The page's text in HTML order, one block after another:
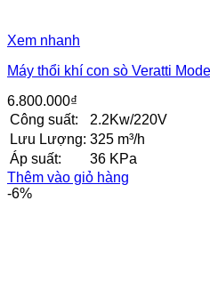
Xem nhanh
Máy thổi khí con sò Veratti
6.800.000₫
Công suất:
2.2Kw/220V
Lưu Lượng: 325 m³/h
Áp suất:
36 KPa
Thêm vào giỏ hàng
-6%